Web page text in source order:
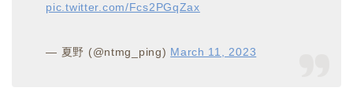
pic.twitter.com/Fcs2PGqZax
— 夏野 (@ntmg_ping) March 11, 2023